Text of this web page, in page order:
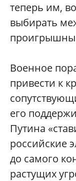
теперь им,
выбирать
Военное
привести к
его
Путина
российские
до самого
растущих